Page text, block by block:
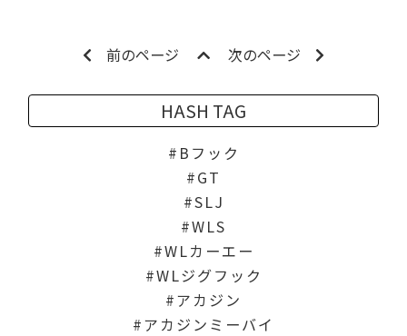
前のページ 次のページ
HASH TAG
Bフック
GT
SLJ
WLS
WLカーエー
WLジグフック
アカジン
アカジンミーバイ